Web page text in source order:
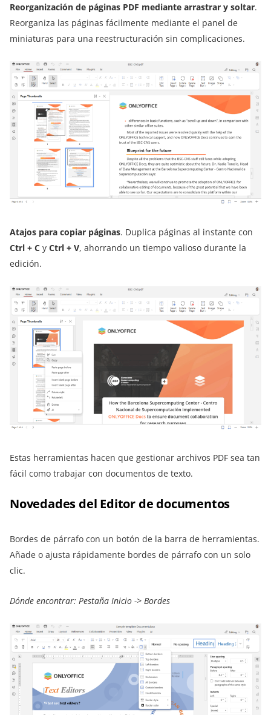
Reorganización de páginas PDF mediante arrastrar y soltar.
Reorganiza las páginas fácilmente mediante el panel de
miniaturas para una reestructuración sin complicaciones.
Atajos para copiar páginas. Duplica páginas al instante con
Ctrl + C y Ctrl + V, ahorrando un tiempo valioso durante la
edición.
Estas herramientas hacen que gestionar archivos PDF sea tan
fácil como trabajar con documentos de texto.
Novedades del Editor de documentos
Bordes de párrafo con un botón de la barra de herramientas.
Añade o ajusta rápidamente bordes de párrafo con un solo
clic.
Dónde encontrar: Pestaña Inicio -> Bordes